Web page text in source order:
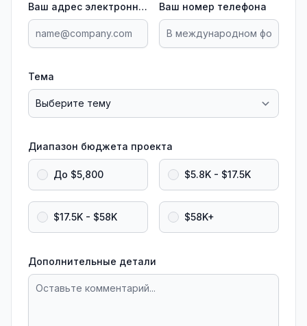
Ваш адрес электронной почты Ваш номер телефона
Тема
Диапазон бюджета проекта
До $5,800 $5.8K - $17.5K
$17.5K - $58K $58K+
Дополнительные детали